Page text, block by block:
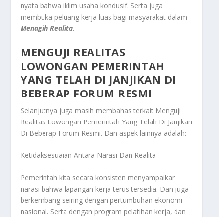
nyata bahwa iklim usaha kondusif. Serta juga
membuka peluang kerja luas bagi masyarakat dalam
Menagih Realita.
MENGUJI REALITAS
LOWONGAN PEMERINTAH
YANG TELAH DI JANJIKAN DI
BEBERAP FORUM RESMI
Selanjutnya juga masih membahas terkait Menguji
Realitas Lowongan Pemerintah Yang Telah Di Janjikan
Di Beberap Forum Resmi. Dan aspek lainnya adalah:
Ketidaksesuaian Antara Narasi Dan Realita
Pemerintah kita secara konsisten menyampaikan
narasi bahwa lapangan kerja terus tersedia. Dan juga
berkembang seiring dengan pertumbuhan ekonomi
nasional. Serta dengan program pelatihan kerja, dan